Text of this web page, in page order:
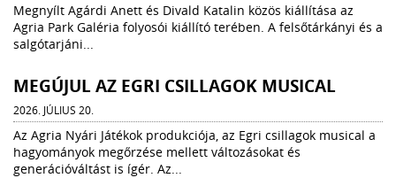
Megnyílt Agárdi Anett és Divald Katalin közös kiállítása az
Agria Park Galéria folyosói kiállító terében. A felsőtárkányi és a
salgótarjáni...
MEGÚJUL AZ EGRI CSILLAGOK MUSICAL
2026. JÚLIUS 20.
Az Agria Nyári Játékok produkciója, az Egri csillagok musical a
hagyományok megőrzése mellett változásokat és
generációváltást is ígér. Az...